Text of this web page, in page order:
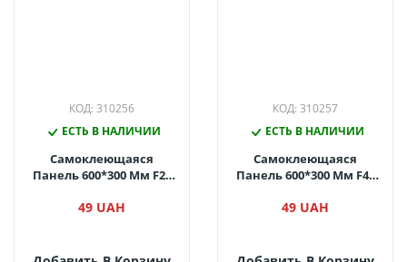
КОД: 310256
ЕСТЬ В НАЛИЧИИ
Самоклеющаяся
Панель 600*300 Мм F21
49 UAH
КОД: 310257
ЕСТЬ В НАЛИЧИИ
Самоклеющаяся
Панель 600*300 Мм F48
49 UAH